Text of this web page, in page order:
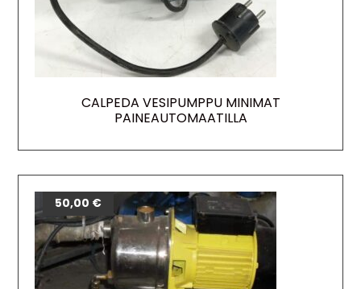
CALPEDA VESIPUMPPU MINIMAT
PAINEAUTOMAATILLA
50,00 €